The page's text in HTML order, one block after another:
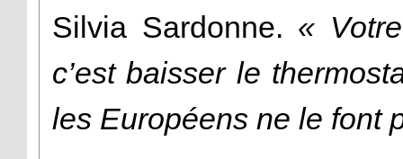
Silvia Sardonne. «
c’est baisser le
les Européens ne le font